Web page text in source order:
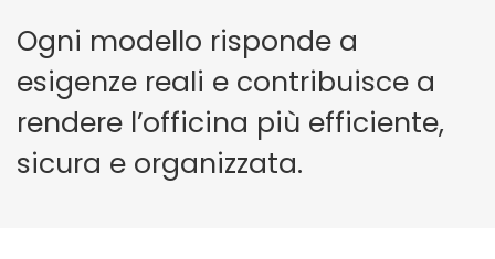
Ogni modello risponde a
esigenze reali e contribuisce a
rendere l’officina più efficiente,
sicura e organizzata.